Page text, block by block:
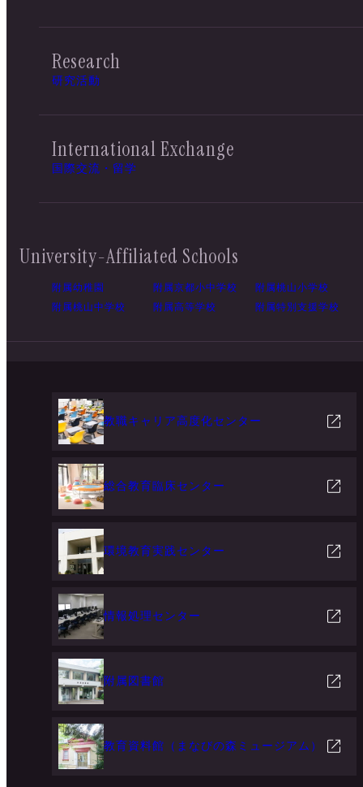
Research
研究活動
International Exchange
国際交流・留学
University-Affiliated Schools
附属幼稚園 附属京都小中学校
附属桃山小学校
附属桃山中学校
附属高等学校 附属特別支援学校
教職キャリア高度化センター
総合教育臨床センター
環境教育実践センター
情報処理センター
附属図書館
教育資料館（まなびの森ミュージアム）